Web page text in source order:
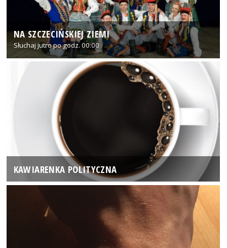
NA SZCZECIŃSKIEJ ZIEMI
Słuchaj jutro po godz. 00:00
KAWIARENKA POLITYCZNA